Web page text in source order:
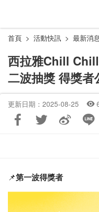
主
首頁 活動快訊 最新消
西拉雅Chill
二波抽獎 得獎者
更新日期：2025-08-25
📌第一波得獎者